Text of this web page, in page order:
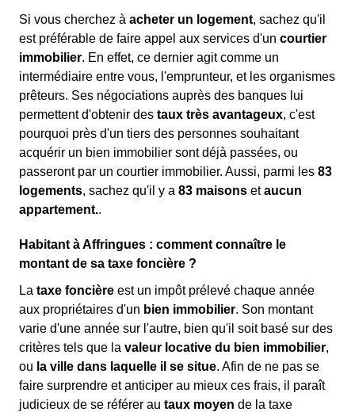
Si vous cherchez à acheter un logement, sachez qu'il
est préférable de faire appel aux services d'un courtier
immobilier. En effet, ce dernier agit comme un
intermédiaire entre vous, l'emprunteur, et les organismes
prêteurs. Ses négociations auprès des banques lui
permettent d'obtenir des taux très avantageux, c'est
pourquoi près d'un tiers des personnes souhaitant
acquérir un bien immobilier sont déjà passées, ou
passeront par un courtier immobilier. Aussi, parmi les 83
logements, sachez qu'il y a 83 maisons etaucun
appartement..
Habitant à Affringues : comment connaître le
montant de sa taxe foncière ?
La taxe foncière est un impôt prélevé chaque année
aux propriétaires d'un bien immobilier. Son montant
varie d'une année sur l'autre, bien qu'il soit basé sur des
critères tels que la valeur locative du bien immobilier,
ou la ville dans laquelle il se situe. Afin de ne pas se
faire surprendre et anticiper au mieux ces frais, il paraît
judicieux de se référer au taux moyen de la taxe